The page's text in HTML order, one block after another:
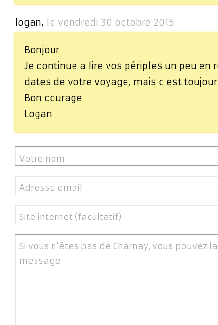
logan, le vendredi 30 octobre 2015
Bonjour
Je continue a lire vos périples un peu en
dates de votre voyage, mais c est
Bon courage
Logan
Votre nom
Adresse email
Site internet (facultatif)
Si vous n'êtes pas de Charnay, vous pouvez
message